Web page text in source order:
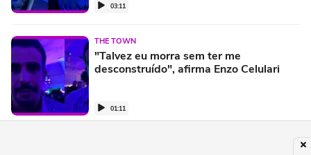
03:11
THE TOWN
"Talvez eu morra sem ter me
desconstruído", afirma Enzo Celulari
01:11